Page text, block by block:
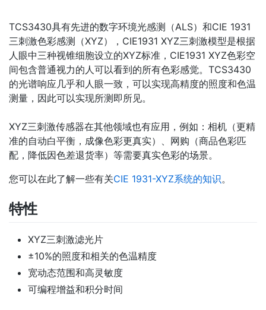
TCS3430具有先进的数字环境光感测（ALS）和CIE 1931
三刺激色彩感测（XYZ），CIE1931 XYZ三刺激模型是根据
人眼中三种视锥细胞设立的XYZ标准，CIE1931 XYZ色彩空
间包含普通视力的人可以看到的所有色彩感觉。TCS3430
的光谱响应几乎和人眼一致，可以实现高精度的照度和色温
测量，因此可以实现所测即所见。
XYZ三刺激传感器在其他领域也有应用，例如：相机（更精
准的自动白平衡，成像色彩更真实）、网购（商品色彩匹
配，降低因色差退货率）等需要真实色彩的场景。
您可以在此了解一些有关CIE 1931-XYZ系统的知识。
特性
XYZ三刺激滤光片
±10%的照度和相关的色温精度
宽动态范围和高灵敏度
可编程增益和积分时间